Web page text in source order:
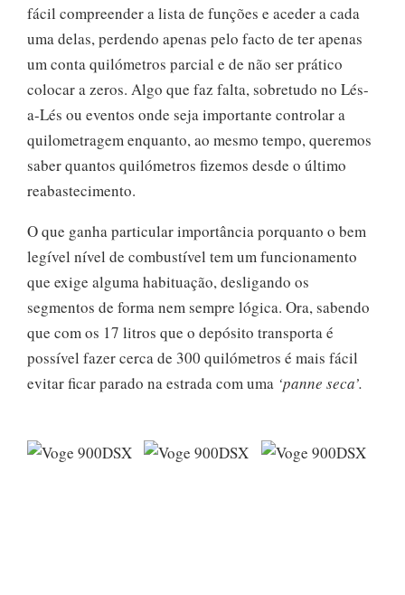
fácil compreender a lista de funções e aceder a cada
uma delas, perdendo apenas pelo facto de ter apenas
um conta quilómetros parcial e de não ser prático
colocar a zeros. Algo que faz falta, sobretudo no Lés-
a-Lés ou eventos onde seja importante controlar a
quilometragem enquanto, ao mesmo tempo, queremos
saber quantos quilómetros fizemos desde o último
reabastecimento.
O que ganha particular importância porquanto o bem
legível nível de combustível tem um funcionamento
que exige alguma habituação, desligando os
segmentos de forma nem sempre lógica. Ora, sabendo
que com os 17 litros que o depósito transporta é
possível fazer cerca de 300 quilómetros é mais fácil
evitar ficar parado na estrada com uma ‘panne seca’.